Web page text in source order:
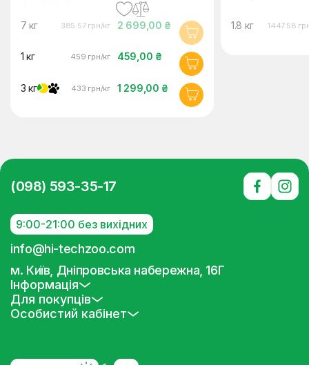
2 699,00 ₴
7 кг 385.57 грн/кг
459,00 ₴
1 кг 459 грн/кг
1 299,00 ₴
3 кг 433 грн/кг
1.8 кг 1447.58
Інформація
Для покупців
Особистий кабінет
(098) 593-35-17
9:00-21:00 без вихідних
info@hi-techzoo.com
м. Київ, Дніпровська набережна, 16Г